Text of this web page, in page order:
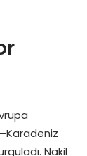
Nakil